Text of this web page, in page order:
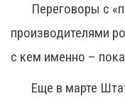
Переговоры с
производителями
с кем именно –
Еще в марте